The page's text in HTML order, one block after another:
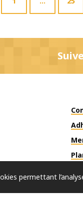
permettant